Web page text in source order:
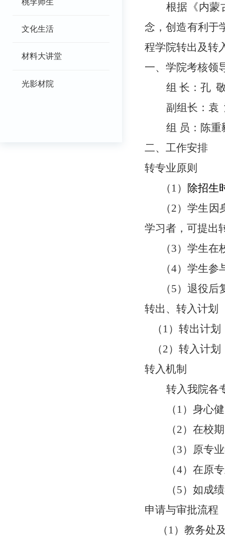
文化生活
材料大讲堂
光影材院
根据《内蒙
念，创造有利于
程学院转出及转
一、 学院考核领
组 长： 孔
副组长 ： 袁
组 员： 陈重
二、 工作安排
转专业原则
（ 1） 除招生
（2）学生因
学习者，可提出
（3）学生在
（4）学生参
（5）退役后
转出、转入计划
（ 1 ） 转出计划
（2）转入计划
转入机制
转入我院各
（ 1 ） 身心
（2）在校
（3） 原专
（4） 在原
（5） 如成
申请与审批流程
（ 1）教务处